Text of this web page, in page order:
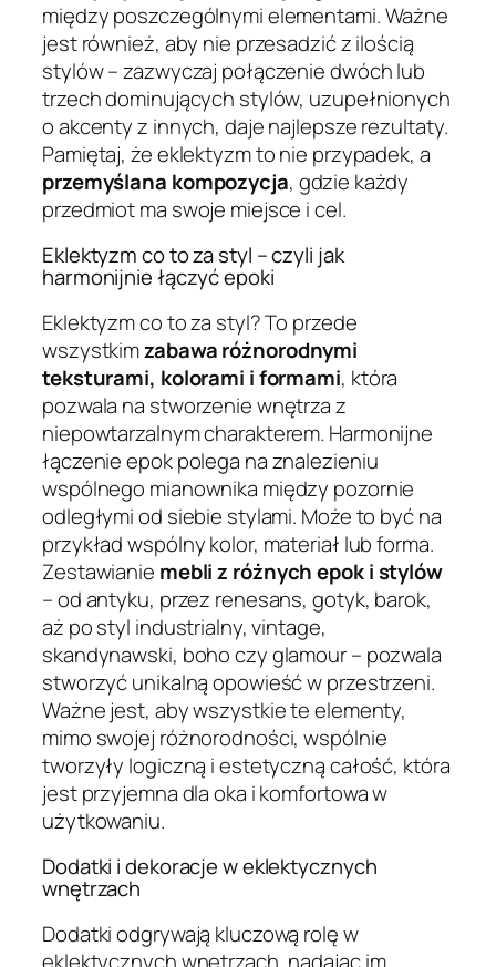
między poszczególnymi elementami. Ważne
jest również, aby nie przesadzić z ilością
stylów – zazwyczaj połączenie dwóch lub
trzech dominujących stylów, uzupełnionych
o akcenty z innych, daje najlepsze rezultaty.
Pamiętaj, że eklektyzm to nie przypadek, a
przemyślana kompozycja, gdzie każdy
przedmiot ma swoje miejsce i cel.
Eklektyzm co to za styl – czyli jak
harmonijnie łączyć epoki
Eklektyzm co to za styl? To przede
wszystkimzabawa różnorodnymi
teksturami, kolorami i formami, która
pozwala na stworzenie wnętrza z
niepowtarzalnym charakterem. Harmonijne
łączenie epok polega na znalezieniu
wspólnego mianownika między pozornie
odległymi od siebie stylami. Może to być na
przykład wspólny kolor, materiał lub forma.
Zestawianie mebli z różnych epok i stylów
– od antyku, przez renesans, gotyk, barok,
aż po styl industrialny, vintage,
skandynawski, boho czy glamour – pozwala
stworzyć unikalną opowieść w przestrzeni.
Ważne jest, aby wszystkie te elementy,
mimo swojej różnorodności, wspólnie
tworzyły logiczną i estetyczną całość, która
jest przyjemna dla oka i komfortowa w
użytkowaniu.
Dodatki i dekoracje w eklektycznych
wnętrzach
Dodatki odgrywają kluczową rolę w
eklektycznych wnętrzach, nadając im